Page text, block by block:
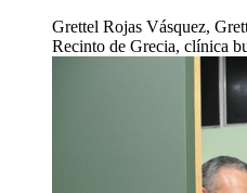
Grettel Rojas Vásquez,
Recinto de Grecia, clínica